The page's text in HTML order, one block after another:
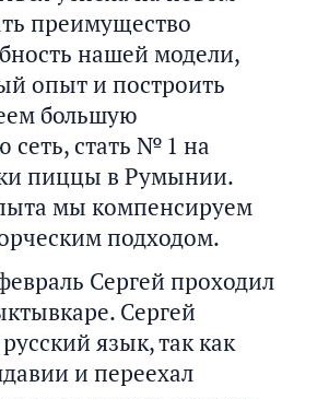
преимущество
нашей модели,
опыт и построить
большую
сеть, стать № 1 на
пиццы в Румынии.
мы компенсируем
подходом.
Сергей проходил
Сергей
язык, так как
и переехал